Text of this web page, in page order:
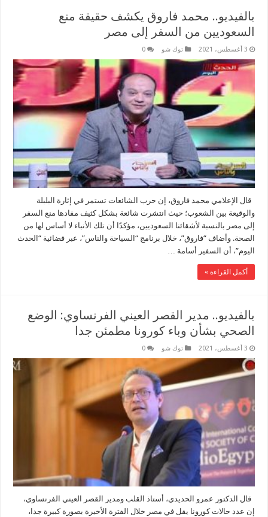
بالفيديو.. محمد فاروق يكشف حقيقة منع
السعوديين من السفر إلى مصر
3 أغسطس، 2021 توك شو 0
قال الإعلامي محمد فاروق، إن حرب الشائعات تستمر في إثارة البلبلة
والوقيعة بين الشعوب؛ حيث انتشرت شائعة بشكل كثيف مفادها منع السفر
إلى مصر بالنسبة لأشقائنا السعوديين، مؤكدًا أن تلك الأنباء لا أساس لها من
الصحة. وأضاف “فاروق”، خلال برنامج “السياحة والناس”، عبر فضائية “الحدث
اليوم”، أن السفير أسامة …
أكمل القراءة »
بالفيديو.. مدير القصر العيني الفرنساوي: الوضع
الصحي بشأن وباء كورونا مطمئن جدا
3 أغسطس، 2021 توك شو 0
قال الدكتور عمرو الحديدي، أستاذ القلب ومدير القصر العيني الفرنساوي،
إن عدد حالات كورونا يقل في مصر خلال الفترة الأخيرة بصورة كبيرة جدا،